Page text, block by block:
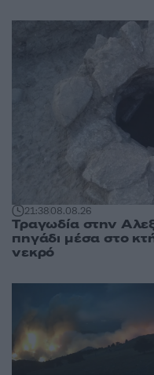
21:3808.08.26
Τραγωδία στην
πηγάδι μέσα στο
νεκρό